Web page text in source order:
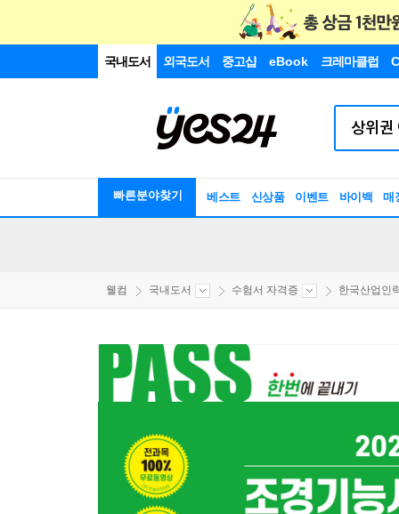
국내도서 외국도서 중고샵 eBook 크레마클럽
빠른분야찾기 베스트 신상품 이벤트 바이백 매
웰컴 국내도서 수험서 자격증 한국산업인